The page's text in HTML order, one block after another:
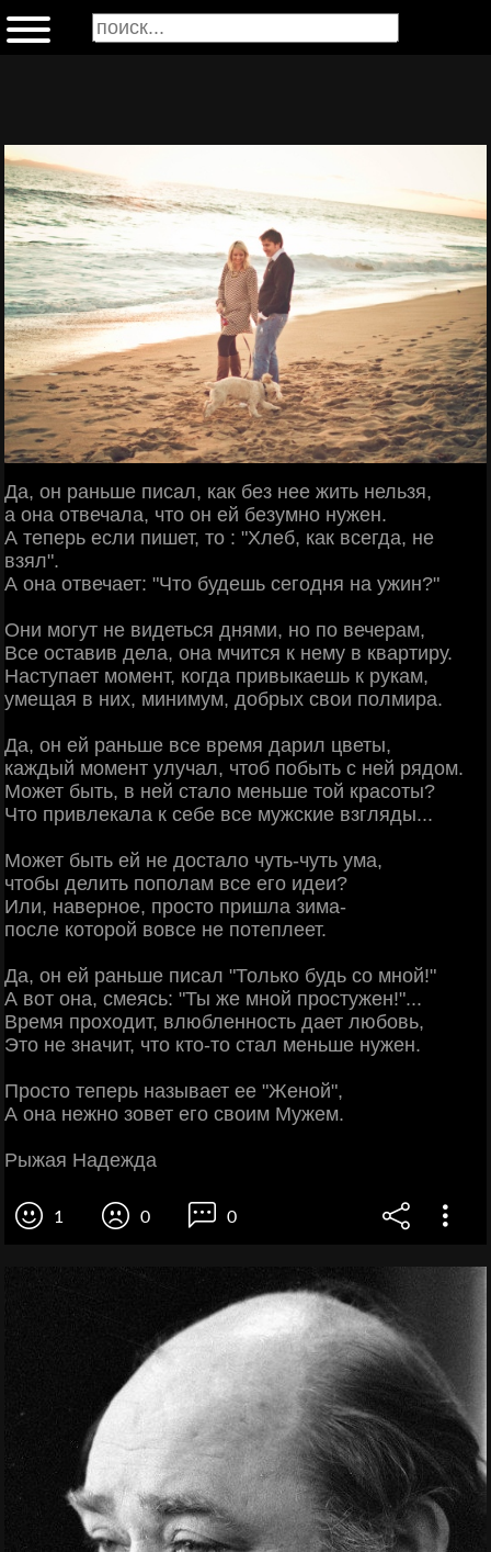
Да, он раньше писал, как без нее жить нельзя,
а она отвечала, что он ей безумно нужен.
А теперь если пишет, то : "Хлеб, как всегда, не
взял".
А она отвечает: "Что будешь сегодня на ужин?"
Они могут не видеться днями, но по вечерам,
Все оставив дела, она мчится к нему в квартиру.
Наступает момент, когда привыкаешь к рукам,
умещая в них, минимум, добрых свои полмира.
Да, он ей раньше все время дарил цветы,
каждый момент улучал, чтоб побыть с ней рядом.
Может быть, в ней стало меньше той красоты?
Что привлекала к себе все мужские взгляды...
Может быть ей не достало чуть-чуть ума,
чтобы делить пополам все его идеи?
Или, наверное, просто пришла зима-
после которой вовсе не потеплеет.
Да, он ей раньше писал "Только будь со мной!"
А вот она, смеясь: "Ты же мной простужен!"...
Время проходит, влюбленность дает любовь,
Это не значит, что кто-то стал меньше нужен.
Просто теперь называет ее "Женой",
А она нежно зовет его своим Мужем.
Рыжая Надежда
1 0 0